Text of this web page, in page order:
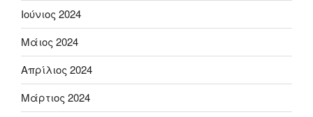
Ιούνιος 2024
Μάιος 2024
Απρίλιος 2024
Μάρτιος 2024